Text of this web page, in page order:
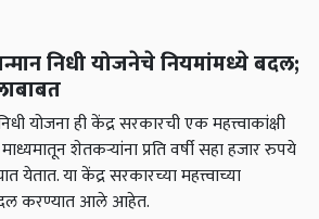
निधी योजनेचे नियमांमध्ये बदल;
योजना ही केंद्र सरकारची एक महत्त्वाकांक्षी
शेतकऱ्यांना प्रति वर्षी सहा हजार रुपये
येतात. या केंद्र सरकारच्या महत्त्वाच्या
करण्यात आले आहेत.